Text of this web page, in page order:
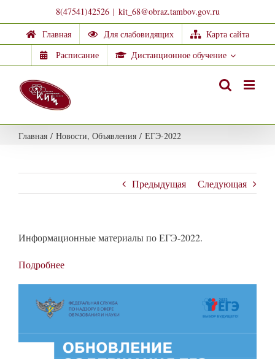
to
content
8(47541)42526 | kit_68@obraz.tambov.gov.ru
Главная
Для слабовидящих
Карта сайта
Расписание
Дистанционное обучение
Главная / Новости, Объявления / ЕГЭ-2022
Предыдущая Следующая
Информационные материалы по ЕГЭ-2022.
Подробнее